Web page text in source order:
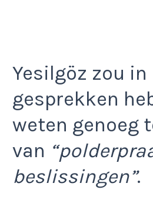
Yesilgöz zou
gesprekken
weten genoeg
van
beslissingen”.